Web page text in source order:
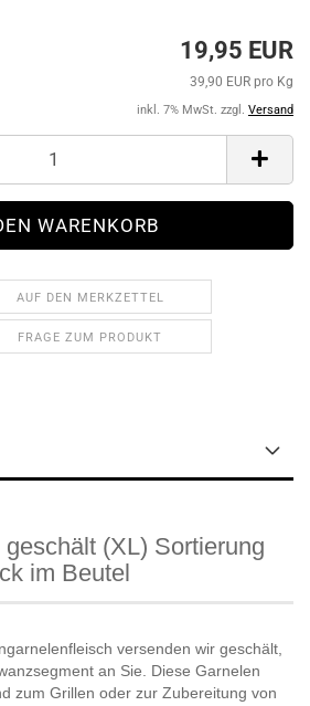
19,95 EUR
39,90 EUR pro Kg
inkl. 7% MwSt. zzgl. Versand
AUF DEN MERKZETTEL
FRAGE ZUM PRODUKT
(XL) Sortierung
im Beutel
versenden wir geschält,
an Sie. Diese Garnelen
zum Grillen oder zur Zubereitung von